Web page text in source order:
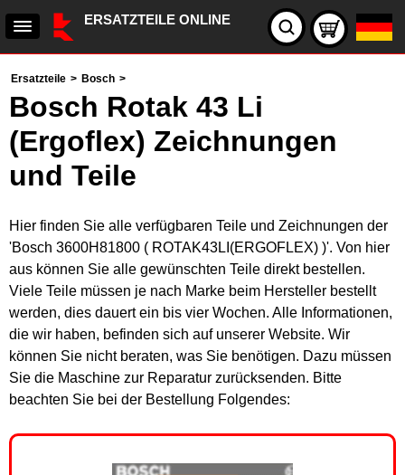
ERSATZTEILE ONLINE
Ersatzteile > Bosch >
Bosch Rotak 43 Li
(Ergoflex) Zeichnungen
und Teile
Hier finden Sie alle verfügbaren Teile und Zeichnungen der
'Bosch 3600H81800 ( ROTAK43LI(ERGOFLEX) )'. Von hier
aus können Sie alle gewünschten Teile direkt bestellen.
Viele Teile müssen je nach Marke beim Hersteller bestellt
werden, dies dauert ein bis vier Wochen. Alle Informationen,
die wir haben, befinden sich auf unserer Website. Wir
können Sie nicht beraten, was Sie benötigen. Dazu müssen
Sie die Maschine zur Reparatur zurücksenden. Bitte
beachten Sie bei der Bestellung Folgendes: